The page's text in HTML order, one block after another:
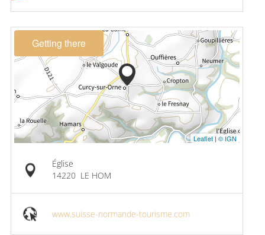
Getting there
Leaflet | © IGN
Église
14220 LE HOM
www.suisse-normande-tourisme.com